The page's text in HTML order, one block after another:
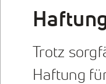
Trotz
Haftung